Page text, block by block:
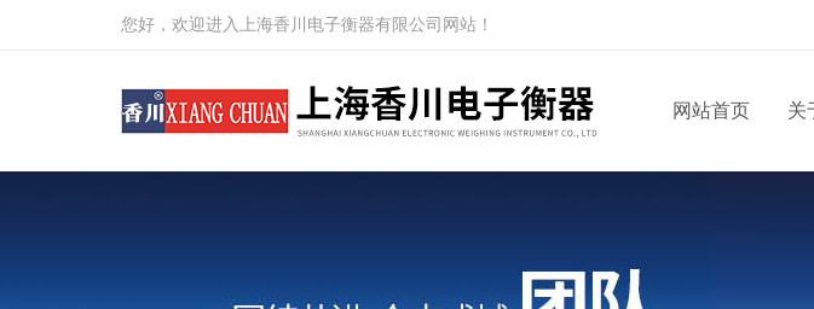
您好，欢迎进入上海香川电子衡器有限公司网站！
网站首页 关